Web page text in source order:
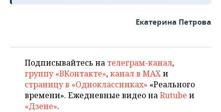
Екатерина Петрова
Подписывайтесь на телеграм-канал,
группу «ВКонтакте»,канал в MAXи
страницу в «Одноклассниках» «Реального
времени». Ежедневные видео наRutube и
«Дзене».